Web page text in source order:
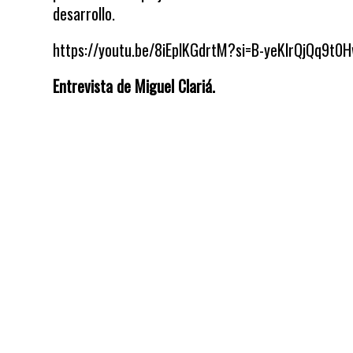
desarrollo.
https://youtu.be/8iEplKGdrtM?si=B-
Entrevista de Miguel Clariá.